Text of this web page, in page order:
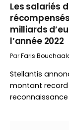
Les salariés
milliards
l’année 2022
ParFaris
Stellantis
montant record